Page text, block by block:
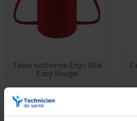
EN STOCK
Tasse isotherme Ergo Vital
Easy Rouge
12,30 €